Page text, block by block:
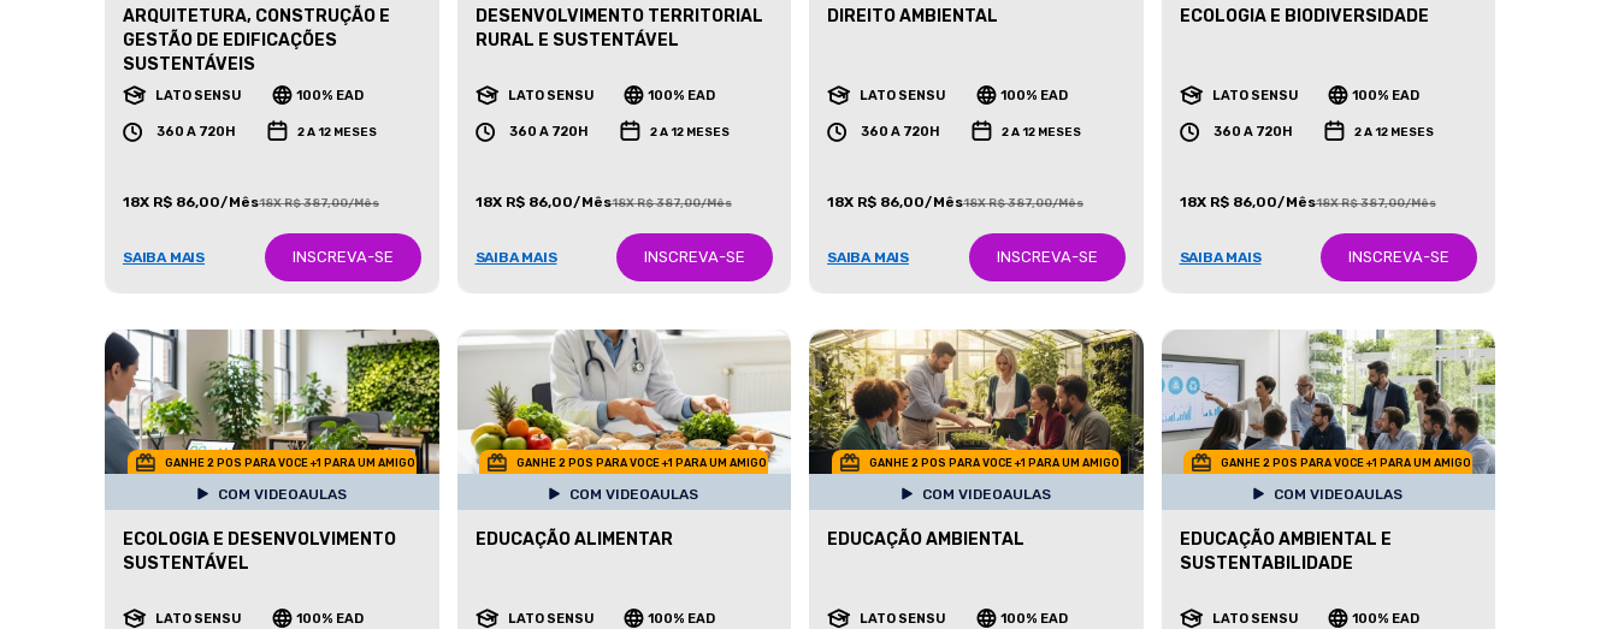
ARQUITETURA, CONSTRUÇÃO E
GESTÃO DE EDIFICAÇÕES
SUSTENTÁVEIS
LATO SENSU 100% EAD
360 A 720H 2 A 12 MESES
18X R$ 86,00/Mês18X R$ 387,00/Mês
SAIBA MAIS INSCREVA-SE
DESENVOLVIMENTO TERRITORIAL
RURAL E SUSTENTÁVEL
LATO SENSU 100% EAD
360 A 720H 2 A 12 MESES
18X R$ 86,00/Mês18X R$ 387,00/Mês
SAIBA MAIS INSCREVA-SE
DIREITO AMBIENTAL
LATO SENSU 100% EAD
360 A 720H 2 A 12 MESES
18X R$ 86,00/Mês18X R$ 387,00/Mês
SAIBA MAIS INSCREVA-SE
ECOLOGIA E BIODIVERSIDADE
LATO SENSU 100% EAD
360 A 720H 2 A 12 MESES
18X R$ 86,00/Mês18X R$ 387,00/Mês
SAIBA MAIS INSCREVA-SE
GANHE 2 POS PARA VOCE +1 PARA UM AMIGO
COM VIDEOAULAS
ECOLOGIA E DESENVOLVIMENTO
SUSTENTÁVEL
LATO SENSU 100% EAD
GANHE 2 POS PARA VOCE +1 PARA UM AMIGO
COM VIDEOAULAS
EDUCAÇÃO ALIMENTAR
LATO SENSU 100% EAD
GANHE 2 POS PARA VOCE +1 PARA UM AMIGO
COM VIDEOAULAS
EDUCAÇÃO AMBIENTAL
LATO SENSU 100% EAD
GANHE 2 POS PARA VOCE +1 PARA UM AMIGO
COM VIDEOAULAS
EDUCAÇÃO AMBIENTAL E
SUSTENTABILIDADE
LATO SENSU 100% EAD